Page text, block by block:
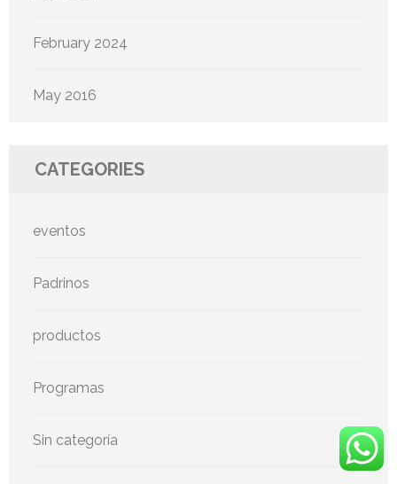
February 2024
May 2016
CATEGORIES
eventos
Padrinos
productos
Programas
Sin categoría